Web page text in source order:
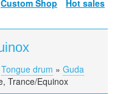
Custom Shop Hot sales
Tongue drum » Guda
Trance/Equinox